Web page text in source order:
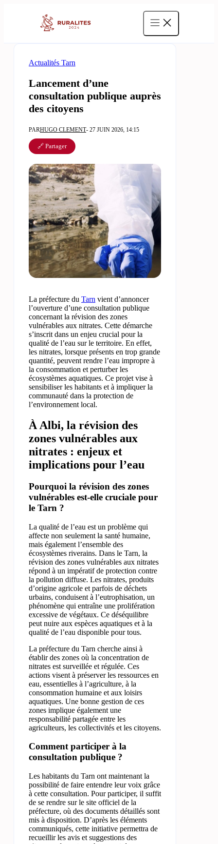
Actualités Tarn
Lancement d’une
consultation publique auprès
des citoyens
PARHUGO CLEMENT- 27 JUIN 2026, 14:15
🔗 Partager
La préfecture du Tarn vient d’annoncer
l’ouverture d’une consultation publique
concernant la révision des zones
vulnérables aux nitrates. Cette démarche
s’inscrit dans un enjeu crucial pour la
qualité de l’eau sur le territoire. En effet,
les nitrates, lorsque présents en trop grande
quantité, peuvent rendre l’eau impropre à
la consommation et perturber les
écosystèmes aquatiques. Ce projet vise à
sensibiliser les habitants et à impliquer la
communauté dans la protection de
l’environnement local.
À Albi, la révision des
zones vulnérables aux
nitrates : enjeux et
implications pour l’eau
Pourquoi la révision des zones
vulnérables est-elle cruciale pour
le Tarn ?
La qualité de l’eau est un problème qui
affecte non seulement la santé humaine,
mais également l’ensemble des
écosystèmes riverains. Dans le Tarn, la
révision des zones vulnérables aux nitrates
répond à un impératif de protection contre
la pollution diffuse. Les nitrates, produits
d’origine agricole et parfois de déchets
urbains, conduisent à l’eutrophisation, un
phénomène qui entraîne une prolifération
excessive de végétaux. Ce déséquilibre
peut nuire aux espèces aquatiques et à la
qualité de l’eau disponible pour tous.
La préfecture du Tarn cherche ainsi à
établir des zones où la concentration de
nitrates est surveillée et régulée. Ces
actions visent à préserver les ressources en
eau, essentielles à l’agriculture, à la
consommation humaine et aux loisirs
aquatiques. Une bonne gestion de ces
zones implique également une
responsabilité partagée entre les
agriculteurs, les collectivités et les citoyens.
Comment participer à la
consultation publique ?
Les habitants du Tarn ont maintenant la
possibilité de faire entendre leur voix grâce
à cette consultation. Pour participer, il suffit
de se rendre sur le site officiel de la
préfecture, où des documents détaillés sont
mis à disposition. D’après les éléments
communiqués, cette initiative permettra de
recueillir les avis et suggestions des